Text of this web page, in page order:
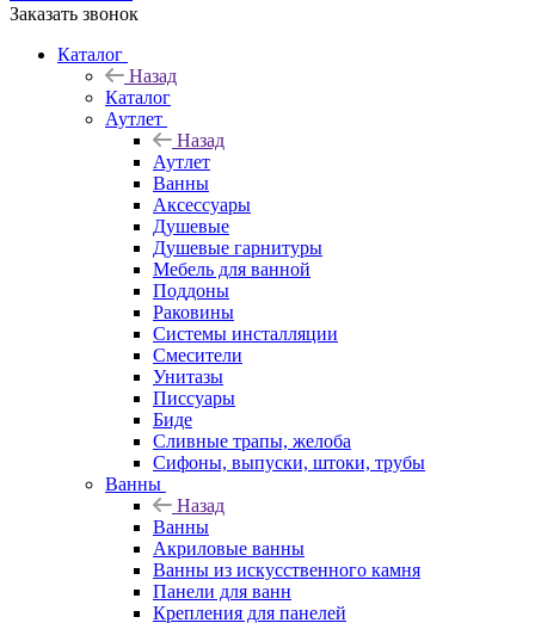
Заказать звонок
Каталог
Назад
Каталог
Аутлет
Назад
Аутлет
Ванны
Аксессуары
Душевые
Душевые гарнитуры
Мебель для ванной
Поддоны
Раковины
Системы инсталляции
Смесители
Унитазы
Писсуары
Биде
Сливные трапы, желоба
Сифоны, выпуски, штоки, трубы
Ванны
Назад
Ванны
Акриловые ванны
Ванны из искусственного камня
Панели для ванн
Крепления для панелей